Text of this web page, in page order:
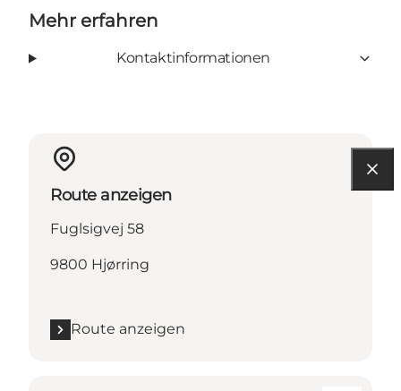
Mehr erfahren
Kontaktinformationen
Route anzeigen
Fuglsigvej 58
9800 Hjørring
Route anzeigen